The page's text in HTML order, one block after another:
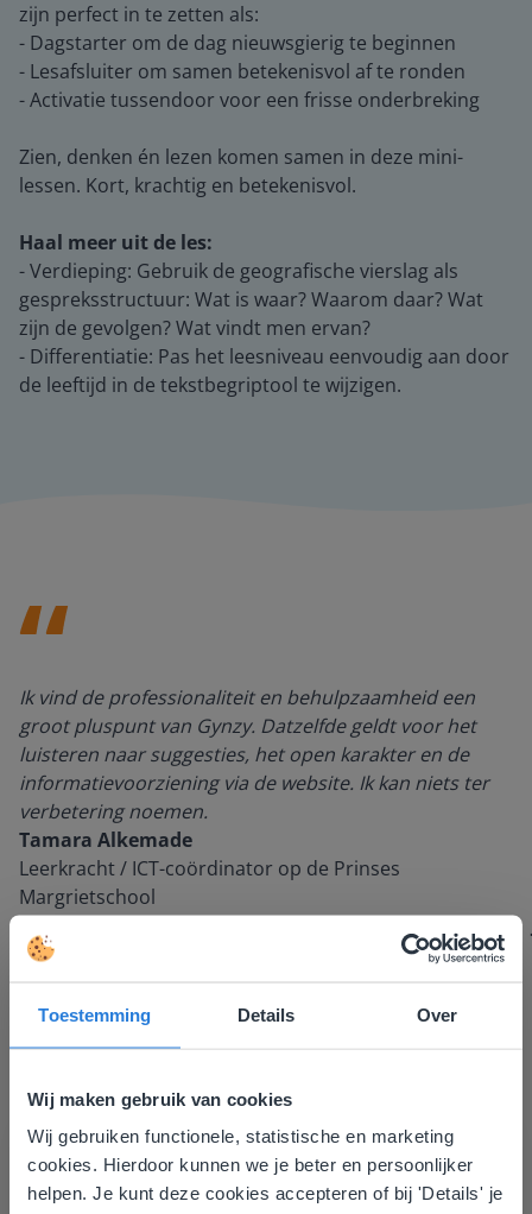
Toestemming Details Over
Wij maken gebruik van cookies
Wij gebruiken functionele, statistische en marketing
cookies. Hierdoor kunnen we je beter en persoonlijker
helpen. Je kunt deze cookies accepteren of bij 'Details' je
zijn perfect in te zetten als:
- Dagstarter om de dag nieuwsgierig te beginnen
- Lesafsluiter om samen betekenisvol af te ronden
- Activatie tussendoor voor een frisse onderbreking
Zien, denken én lezen komen samen in deze mini-
lessen. Kort, krachtig en betekenisvol.
Haal meer uit de les:
- Verdieping: Gebruik de geografische vierslag als
gespreksstructuur: Wat is waar? Waarom daar? Wat
zijn de gevolgen? Wat vindt men ervan?
- Differentiatie: Pas het leesniveau eenvoudig aan door
de leeftijd in de tekstbegriptool te wijzigen.
Ik vind de professionaliteit en behulpzaamheid een
groot pluspunt van Gynzy. Datzelfde geldt voor het
luisteren naar suggesties, het open karakter en de
informatievoorziening via de website. Ik kan niets ter
verbetering noemen.
Tamara Alkemade
Leerkracht / ICT-coördinator op de Prinses
Margrietschool
Ontdek meer!
Deze website komt niet
overeen met je locatie